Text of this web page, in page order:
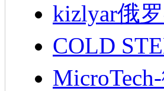
kizlyar俄
COLD